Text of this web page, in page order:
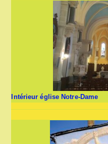
Intérieur église Notre-Dame